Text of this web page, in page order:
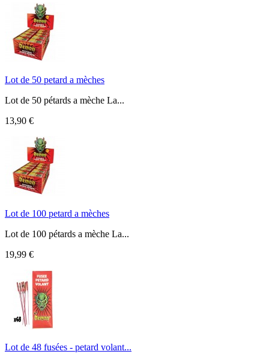
Lot de 50 petard a mèches
Lot de 50 pétards a mèche La...
13,90 €
Lot de 100 petard a mèches
Lot de 100 pétards a mèche La...
19,99 €
Lot de 48 fusées - petard volant...